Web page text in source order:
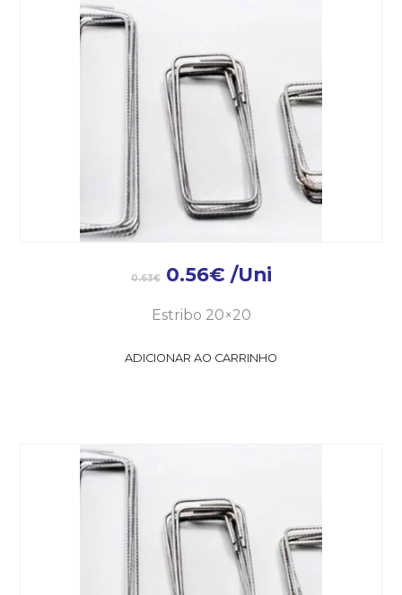
0.63€ 0.56€ /Uni
Estribo 20×20
ADICIONAR AO CARRINHO